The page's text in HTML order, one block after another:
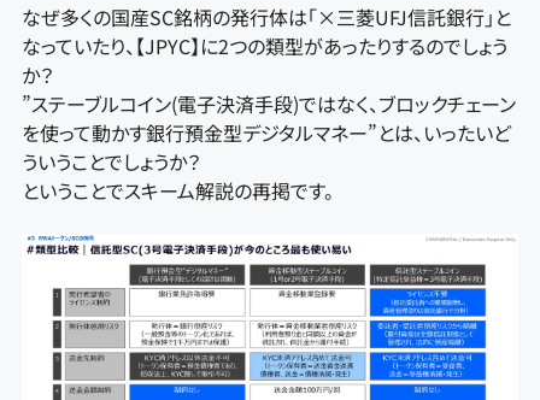
なぜ多くの国産SC銘柄の発行体は「×三菱UFJ信託銀行」と
なっていたり、【JPYC】に2つの類型があったりするのでしょう
か？
”ステーブルコイン(電子決済手段)ではなく、ブロックチェーン
を使って動かす銀行預金型デジタルマネー”とは、いったいど
ういうことでしょうか？
ということでスキーム解説の再掲です。